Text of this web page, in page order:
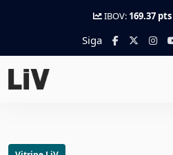
IBOV: 169.37 pts
Siga